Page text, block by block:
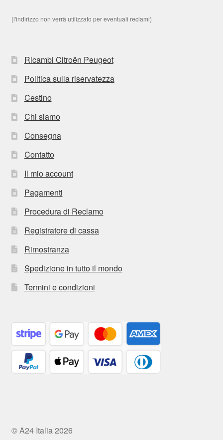
(l'indirizzo non verrà utilizzato per eventuali reclami)
Ricambi Citroën Peugeot
Politica sulla riservatezza
Cestino
Chi siamo
Consegna
Contatto
Il mio account
Pagamenti
Procedura di Reclamo
Registratore di cassa
Rimostranza
Spedizione in tutto il mondo
Termini e condizioni
© A24 Italia 2026